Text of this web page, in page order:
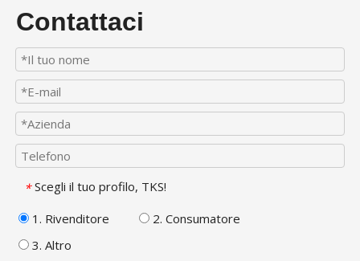
Contattaci
* Scegli il tuo profilo, TKS!
1. Rivenditore
2. Consumatore
3. Altro